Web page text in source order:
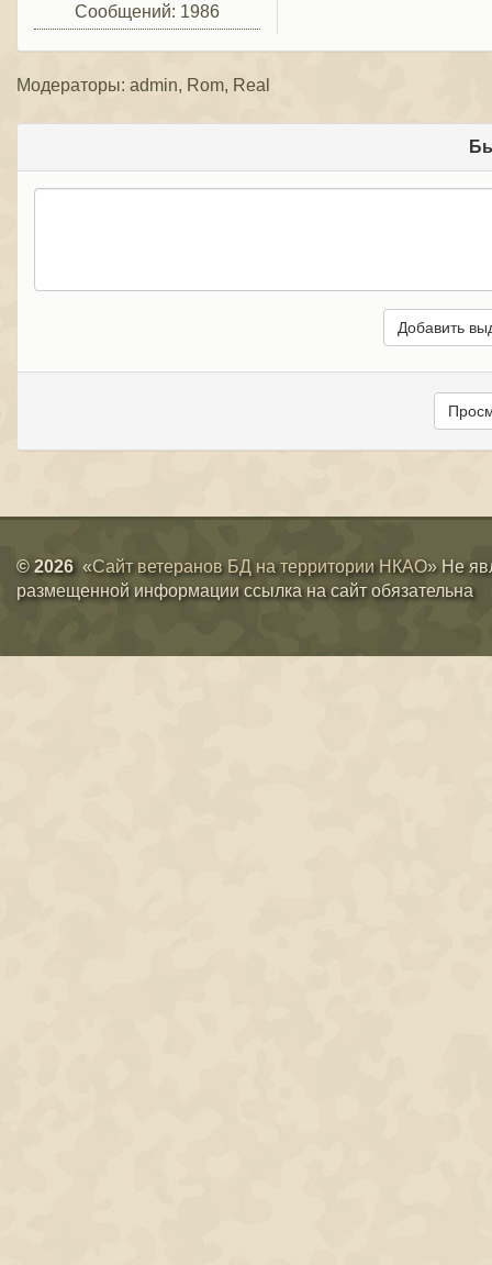
Сообщений: 1986
Модераторы: admin, Rom, Real
© 2026«Сайт ветеранов БД на территории НКАО» Не
размещенной информации ссылка на сайт обязательна